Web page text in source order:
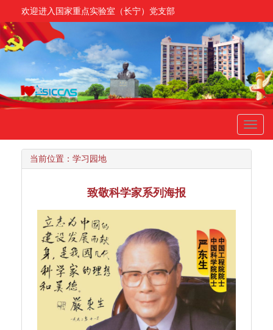
欢迎进入国家重点实验室（长宁）党支部
当前位置： 学习园地
致敬科学家系列海报